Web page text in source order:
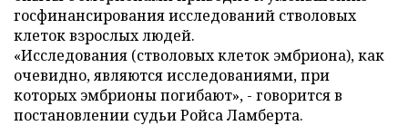
госфинансирования исследований стволовых
клеток взрослых людей.
«Исследования (стволовых клеток эмбриона), как
очевидно, являются исследованиями, при
которых эмбрионы погибают», - говорится в
постановлении судьи Ройса Ламберта.